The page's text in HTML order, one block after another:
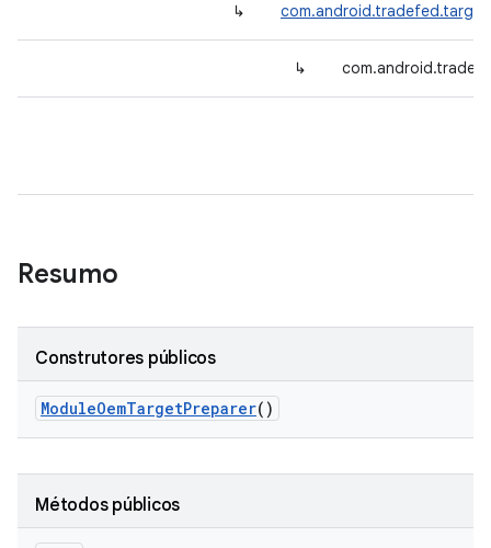
↳
↳
Resumo
Construtores públicos
ModuleOemTargetPreparer()
Métodos públicos